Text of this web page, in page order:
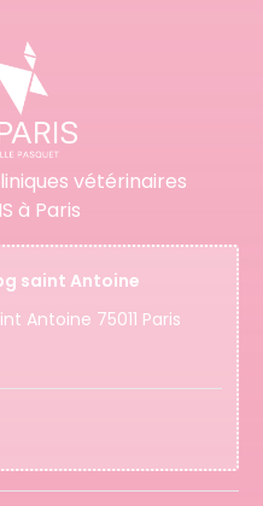
vétérinaires
à Paris
saint Antoine
Antoine 75011 Paris